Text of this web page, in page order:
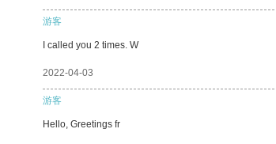
游客
I called you 2 times. W
2022-04-03
游客
Hello, Greetings fr